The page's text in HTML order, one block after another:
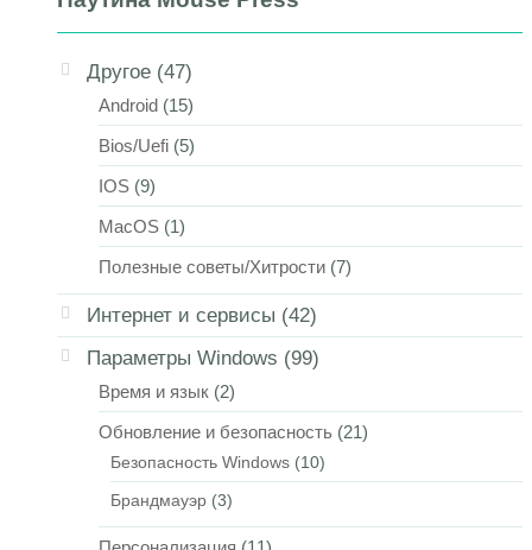
Другое (47)
Android (15)
Bios/Uefi (5)
IOS (9)
MacOS (1)
Полезные советы/Хитрости (7)
Интернет и сервисы (42)
Параметры Windows (99)
Время и язык (2)
Обновление и безопасность (21)
Безопасность Windows (10)
Брандмауэр (3)